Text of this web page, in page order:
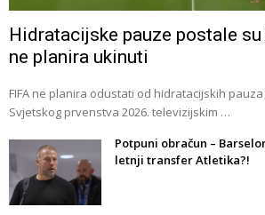
Hidratacijske pauze postale
ne planira ukinuti
FIFA ne planira odustati od hidratacijskih
Svjetskog prvenstva 2026. televizijskim …
Potpuni obračun –
letnji transfer Atletika?!